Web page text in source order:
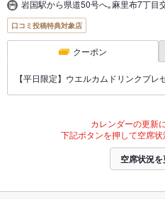
岩国駅から県道50号へ｡麻里布7丁目
口コミ投稿特典対象店
クーポン
【平日限定】ウエルカムドリンクプレ
カレンダーの更新
下記ボタンを押して空席状
空席状況